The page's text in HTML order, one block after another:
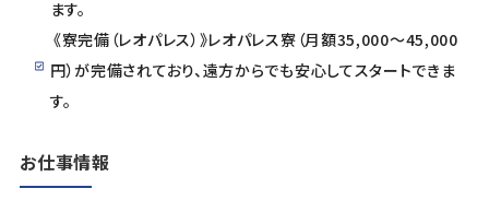
ます。
《寮完備（レオパレス）》レオパレス寮（月額35,000〜45,000
円）が完備されており、遠方からでも安心してスタートできま
す。
お仕事情報